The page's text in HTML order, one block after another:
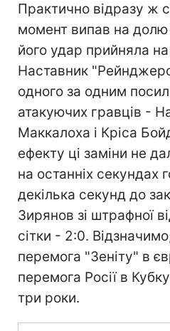
Практично відразу ж
момент випав на
його удар прийняла
Наставник
одного за одним
атакуючих гравців -
Маккалоха і Кріса
ефекту ці заміни не
на останніх секундах
декілька секунд до
Зирянов зі штрафної
сітки - 2:0.
перемога "Зеніту" в
перемога Росії в
три роки.